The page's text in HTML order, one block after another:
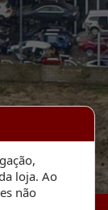
loja. Ao
não